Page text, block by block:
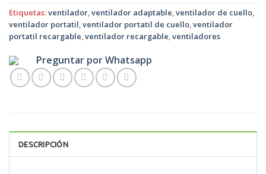
Etiquetas:ventilador,ventilador adaptable,ventilador de cuello,
ventilador portatil,ventilador portatil de cuello,ventilador
portatil recargable,ventilador recargable,ventiladores
Preguntar por Whatsapp
DESCRIPCIÓN